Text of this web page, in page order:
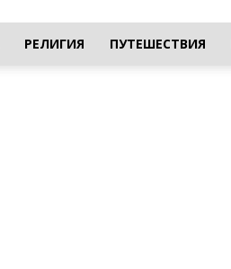
РЕЛИГИЯ ПУТЕШЕСТВИЯ